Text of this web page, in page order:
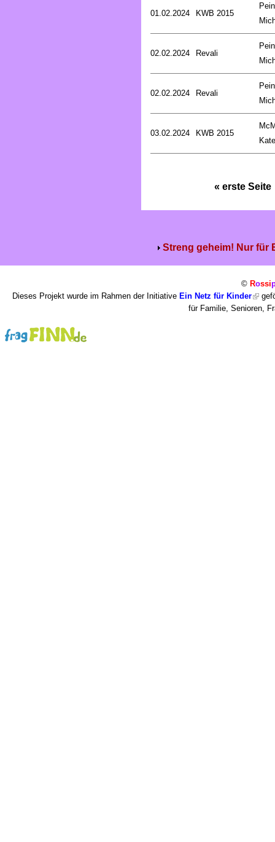
01.02.2024 KWB 2015
02.02.2024 Revali
02.02.2024 Revali
03.02.2024 KWB 2015
Kate
« erste Seite
Streng geheim! Nur für
© Rossi
Dieses Projekt wurde im Rahmen der Initiative Ein Netz für Kinder
für Familie, Senioren,